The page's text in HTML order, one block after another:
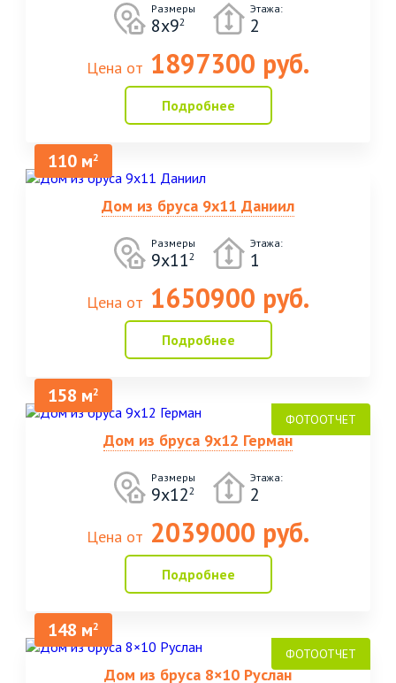
Размеры
8х92
Этажа:
2
Цена от 1897300 руб.
Подробнее
110 м2
Дом из бруса 9х11 Даниил
Размеры
9х112
Этажа:
1
Цена от 1650900 руб.
Подробнее
158 м2
Дом из бруса 9х12 Герман
Размеры
9х122
Этажа:
2
Цена от 2039000 руб.
Подробнее
148 м2
Дом из бруса 8×10 Руслан